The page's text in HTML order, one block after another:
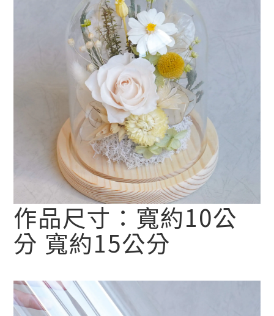
作品尺寸：寬約10公
分 寬約15公分